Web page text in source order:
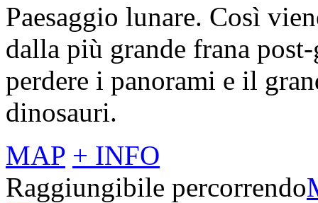
Paesaggio lunare. Così
dalla più grande frana
perdere i panorami e il
dinosauri.
MAP + INFO
Raggiungibile percorrendo